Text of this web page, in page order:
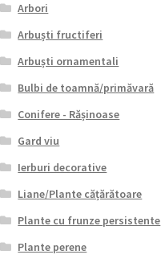
Arbori
Arbuști fructiferi
Arbuști ornamentali
Bulbi de toamnă/primăvară
Conifere - Rășinoase
Gard viu
Ierburi decorative
Liane/Plante cățărătoare
Plante cu frunze persistente
Plante perene